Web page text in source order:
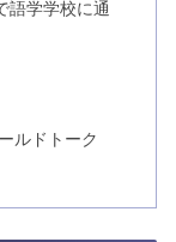
語学学校に通
ルドトーク